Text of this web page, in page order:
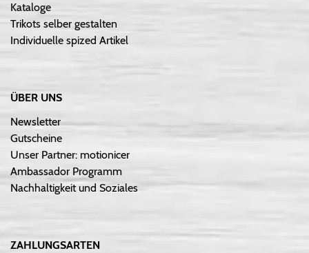
Kataloge
Trikots selber gestalten
Individuelle spized Artikel
ÜBER UNS
Newsletter
Gutscheine
Unser Partner: motionicer
Ambassador Programm
Nachhaltigkeit und Soziales
ZAHLUNGSARTEN